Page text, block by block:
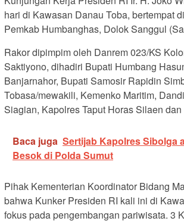
hari di Kawasan Danau Toba, bertempat
Pemkab Humbanghas, Dolok Sanggul
Rakor dipimpim oleh Danrem 023/KS
Saktiyono, dihadiri Bupati Humbang
Banjarnahor, Bupati Samosir Rapidin
Tobasa/mewakili, Kemenko Maritim,
Siagian, Kapolres Taput Horas Silaen dan
Baca juga Sertijab Kapolres Sibolga
Besok di Polda Sumut
Pihak Kementerian Koordinator Bidang
bahwa Kunker Presiden RI kali ini di
fokus pada pengembangan pariwisata. 3